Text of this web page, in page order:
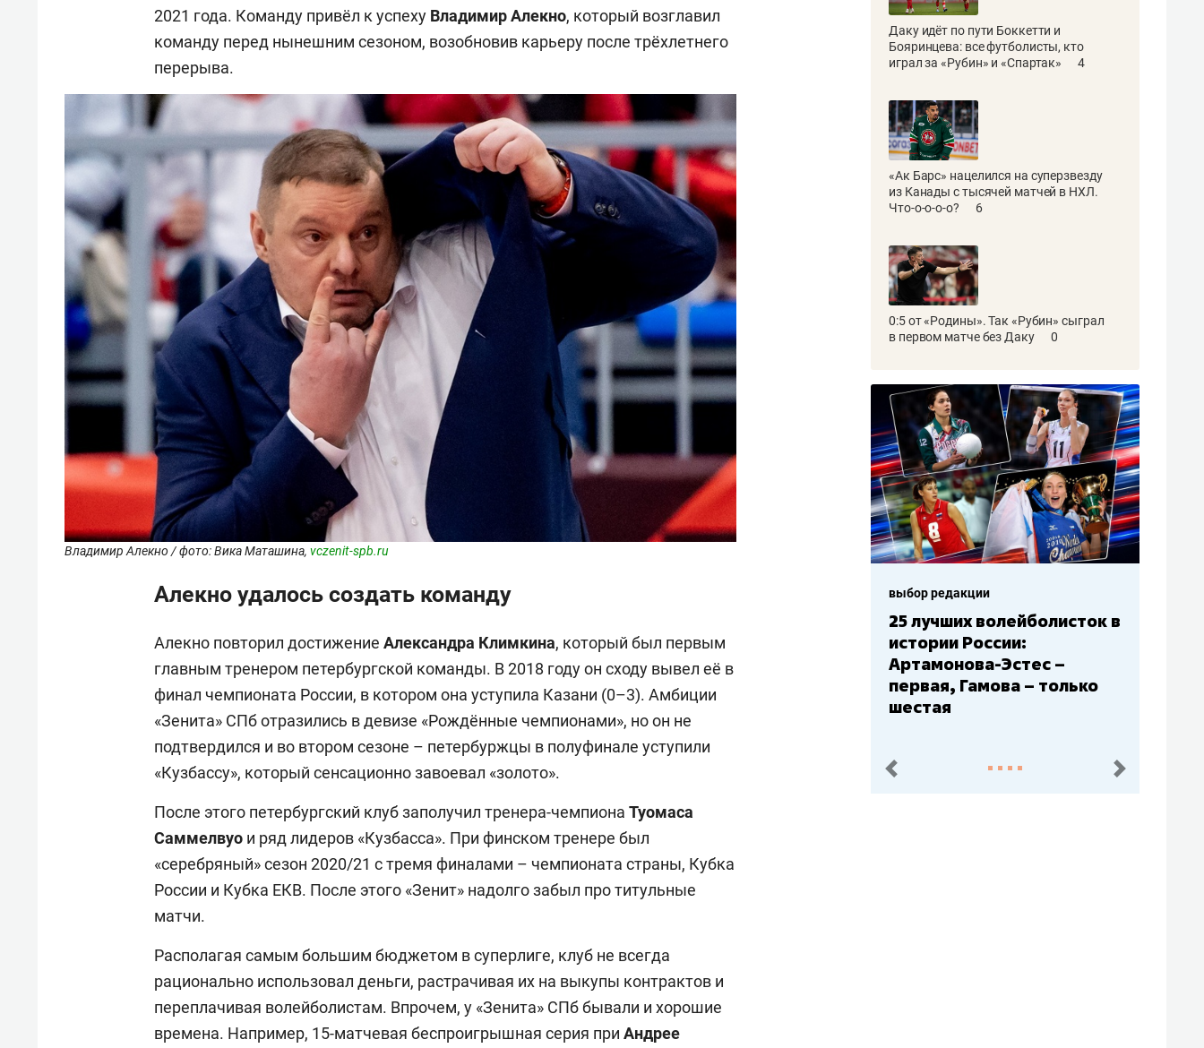
2021 года. Команду привёл к успеху Владимир Алекно, который возглавил
команду перед нынешним сезоном, возобновив карьеру после трёхлетнего
перерыва.
Владимир Алекно / фото: Вика Маташина, vczenit-spb.ru
Алекно удалось создать команду
Алекно повторил достижение Александра Климкина, который был первым
главным тренером петербургской команды. В 2018 году он сходу вывел её в
финал чемпионата России, в котором она уступила Казани (0–3). Амбиции
«Зенита» СПб отразились в девизе «Рождённые чемпионами», но он не
подтвердился и во втором сезоне – петербуржцы в полуфинале уступили
«Кузбассу», который сенсационно завоевал «золото».
После этого петербургский клуб заполучил тренера-чемпиона Туомаса
Саммелвуо и ряд лидеров «Кузбасса». При финском тренере был
«серебряный» сезон 2020/21 с тремя финалами – чемпионата страны, Кубка
России и Кубка ЕКВ. После этого «Зенит» надолго забыл про титульные
матчи.
Располагая самым большим бюджетом в суперлиге, клуб не всегда
рационально использовал деньги, растрачивая их на выкупы контрактов и
переплачивая волейболистам. Впрочем, у «Зенита» СПб бывали и хорошие
времена. Например, 15-матчевая беспроигрышная серия при Андрее
Даку идёт по пути Боккетти и
Бояринцева: все футболисты, кто
играл за «Рубин» и «Спартак»
4
«Ак Барс» нацелился на суперзвезду
из Канады с тысячей матчей в НХЛ.
Что-о-о-о-о?
6
0:5 от «Родины». Так «Рубин» сыграл
в первом матче без Даку
0
выбор редакции
Бюджеты клубов КХЛ: СКА
– главный мажор, «Ак
Барс» – второй, «Салават
Юлаев» – середняк
пред. след.